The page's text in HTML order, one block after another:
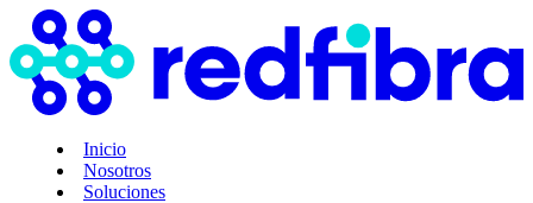
Inicio
Nosotros
Soluciones